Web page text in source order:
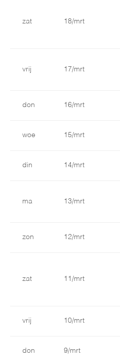
zat 18/mrt
vrij 17/mrt
don 16/mrt
woe 15/mrt
din 14/mrt
ma 13/mrt
zon 12/mrt
zat 11/mrt
vrij 10/mrt
don 9/mrt